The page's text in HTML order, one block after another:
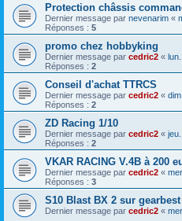
Protection châssis
Dernier message par nevenarim «
Réponses : 5
promo chez hobbyking
Dernier message par cedric2 «
Réponses : 2
Conseil d'achat TTRCS
Dernier message par cedric2 «
Réponses : 2
ZD Racing 1/10
Dernier message par cedric2 «
Réponses : 2
VKAR RACING V.4B à 200
Dernier message par cedric2 «
Réponses : 3
S10 Blast BX 2 sur
Dernier message par cedric2 «